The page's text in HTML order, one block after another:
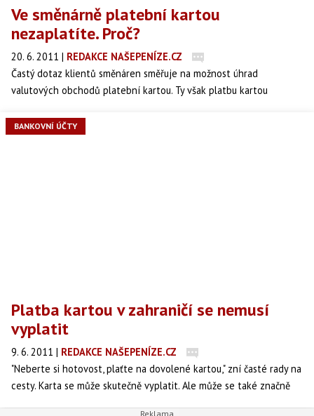
Ve směnárně platební kartou
nezaplatíte. Proč?
20. 6. 2011 | REDAKCE NAŠEPENÍZE.CZ
Častý dotaz klientů směnáren směřuje na možnost úhrad
valutových obchodů platební kartou. Ty však platbu kartou
BANKOVNÍ ÚČTY
Platba kartou v zahraničí se nemusí
vyplatit
9. 6. 2011 | REDAKCE NAŠEPENÍZE.CZ
"Neberte si hotovost, plaťte na dovolené kartou," zní časté rady na
cesty. Karta se může skutečně vyplatit. Ale může se také značně